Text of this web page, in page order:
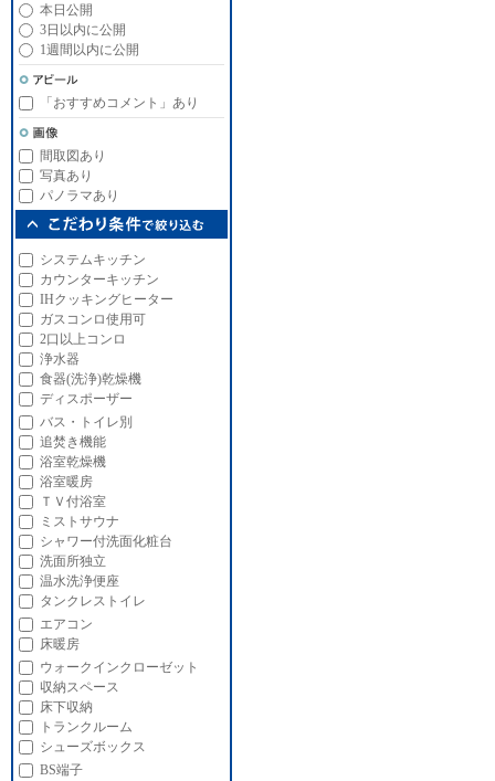
本日公開
3日以内に公開
1週間以内に公開
「おすすめコメント」あり
間取図あり
写真あり
パノラマあり
システムキッチン
カウンターキッチン
IHクッキングヒーター
ガスコンロ使用可
2口以上コンロ
浄水器
食器(洗浄)乾燥機
ディスポーザー
バス・トイレ別
追焚き機能
浴室乾燥機
浴室暖房
ＴＶ付浴室
ミストサウナ
シャワー付洗面化粧台
洗面所独立
温水洗浄便座
タンクレストイレ
エアコン
床暖房
ウォークインクローゼット
収納スペース
床下収納
トランクルーム
シューズボックス
BS端子